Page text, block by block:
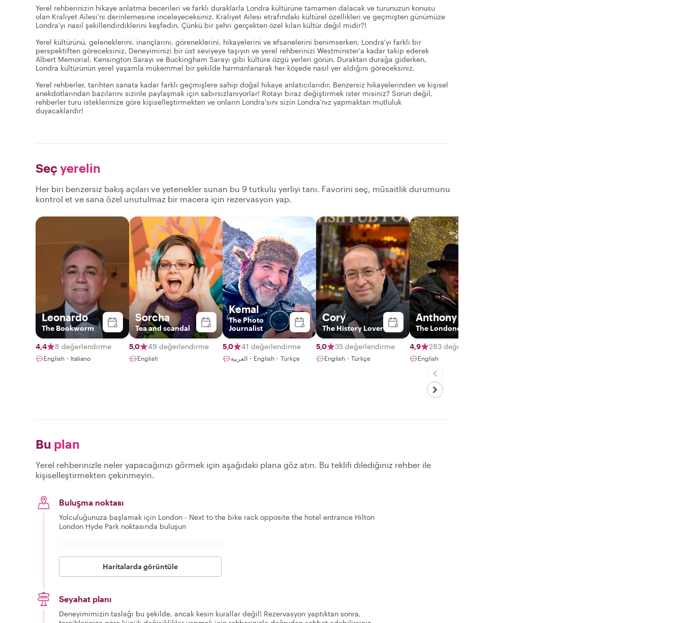
Yerel rehberinizin hikaye anlatma becerileri ve farklı duraklarla Londra kültürüne tamamen dalacak ve turunuzun konusu
olan Kraliyet Ailesi'ni derinlemesine inceleyeceksiniz. Kraliyet Ailesi etrafındaki kültürel özellikleri ve geçmişten günümüze
Londra'yı nasıl şekillendirdiklerini keşfedin. Çünkü bir şehri gerçekten özel kılan kültür değil midir?!
Yerel kültürünü, geleneklerini, inançlarını, göreneklerini, hikayelerini ve efsanelerini benimserken, Londra'yı farklı bir
perspektiften göreceksiniz. Deneyiminizi bir üst seviyeye taşıyın ve yerel rehberinizi Westminster'a kadar takip ederek
Albert Memorial, Kensington Sarayı ve Buckingham Sarayı gibi kültüre özgü yerleri görün. Duraktan durağa giderken,
Londra kültürünün yerel yaşamla mükemmel bir şekilde harmanlanarak her köşede nasıl yer aldığını göreceksiniz.
Yerel rehberler, tarihten sanata kadar farklı geçmişlere sahip doğal hikaye anlatıcılarıdır. Benzersiz hikayelerinden ve kişisel
anekdotlarından bazılarını sizinle paylaşmak için sabırsızlanıyorlar! Rotayı biraz değiştirmek ister misiniz? Sorun değil,
rehberler turu isteklerinize göre kişiselleştirmekten ve onların Londra'sını sizin Londra'nız yapmaktan mutluluk
duyacaklardır!
Seçyerelin
Her biri benzersiz bakış açıları ve yetenekler sunan bu 9 tutkulu yerliyi tanı. Favorini seç, müsaitlik durumunu
kontrol et ve sana özel unutulmaz bir macera için rezervasyon yap.
Leonardo
The Bookworm
4,4 8 değerlendirme
English・Italiano
Sorcha
Tea and scandal
5,0 49 değerlendirme
English
Kemal
The Photo
Journalist
5,0 41 değerlendirme
العربية・English・Türkçe
Cory
The History Lover
5,0 35 değerlendirme
English・Türkçe
Anthony
The Londoner
4,9 283 değerlendirme
English
Bu plan
Yerel rehberinizle neler yapacağınızı görmek için aşağıdaki plana göz atın. Bu teklifi dilediğiniz rehber ile
kişiselleştirmekten çekinmeyin.
Buluşma noktası
Yolculuğunuza başlamak için London - Next to the bike rack opposite the hotel entrance Hilton
London Hyde Park noktasında buluşun
Haritalarda görüntüle
Seyahat planı
Deneyimimizin taslağı bu şekilde, ancak kesin kurallar değil! Rezervasyon yaptıktan sonra,